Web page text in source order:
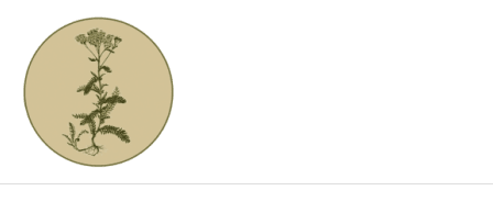
springen